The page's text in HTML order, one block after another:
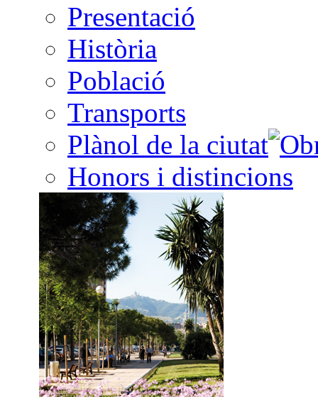
Presentació
Història
Població
Transports
Plànol de la ciutat
Honors i distincions